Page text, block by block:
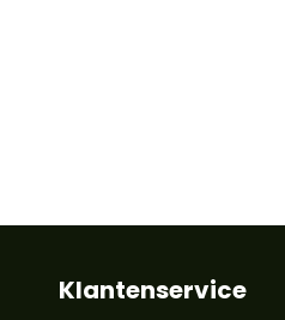
Klantenservice